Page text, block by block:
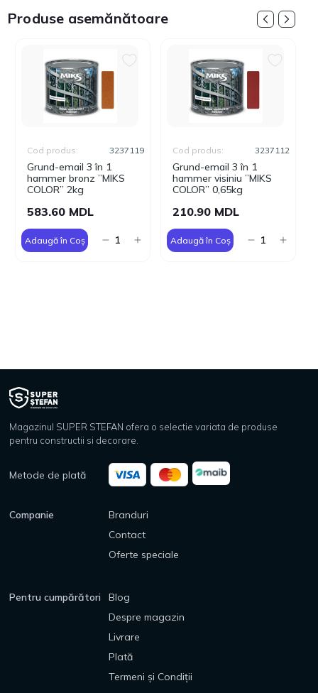
Produse asemănătoare
Grund-email 3 în 1
hammer bronz ”MIKS
COLOR” 2kg
Cod produs: 3237119
583.60 MDL
Adaugă în Coș
Grund-email 3 în 1
hammer visiniu ”MIKS
COLOR” 0,65kg
Cod produs: 3237112
210.90 MDL
Adaugă în Coș
Magazinul SUPER STEFAN ofera o selectie variata de produse
pentru constructii si decorare.
Metode de plată
Companie
Branduri
Contact
Oferte speciale
Pentru cumpărători
Blog
Despre magazin
Livrare
Plată
Termeni și Condiții